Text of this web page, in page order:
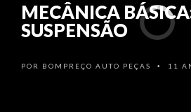
MECÂNICA
SUSPENSÃO
POR BOMPREÇO AUTO PEÇAS • 11